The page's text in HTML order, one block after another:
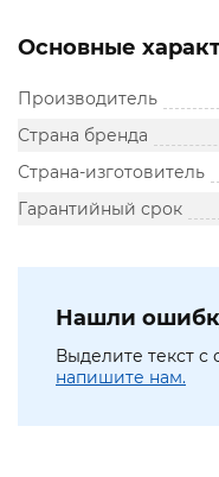
Основные
Производитель
Страна бренда
Страна-изготовитель
Гарантийный срок
Нашли
Выделите текст
напишите нам.